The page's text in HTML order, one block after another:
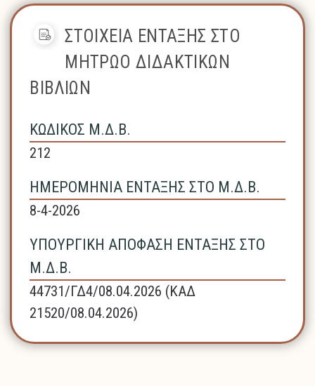
ΣΤΟΙΧΕΙΑ ΕΝΤΑΞΗΣ ΣΤΟ
ΜΗΤΡΩΟ ΔΙΔΑΚΤΙΚΩΝ
ΒΙΒΛΙΩΝ
ΚΩΔΙΚΟΣ Μ.Δ.Β.
212
ΗΜΕΡΟΜΗΝΙΑ ΕΝΤΑΞΗΣ ΣΤΟ Μ.Δ.Β.
8-4-2026
ΥΠΟΥΡΓΙΚΗ ΑΠΟΦΑΣΗ ΕΝΤΑΞΗΣ ΣΤΟ
Μ.Δ.Β.
44731/ΓΔ4/08.04.2026 (ΚΑΔ
21520/08.04.2026)